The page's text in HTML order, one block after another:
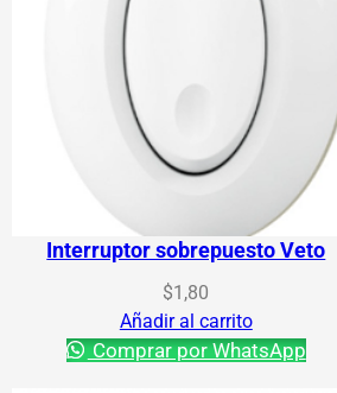
Interruptor sobrepuesto Veto
$1,80
Añadir al carrito
Comprar por WhatsApp